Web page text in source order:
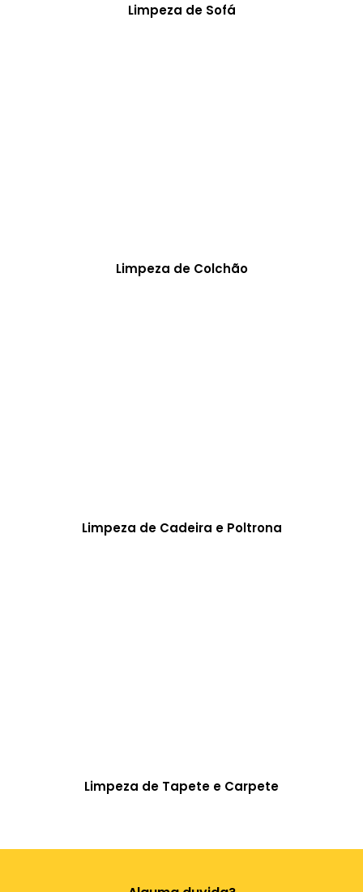
Limpeza de Sofá
Limpeza de Colchão
Limpeza de Cadeira e Poltrona
Limpeza de Tapete e Carpete